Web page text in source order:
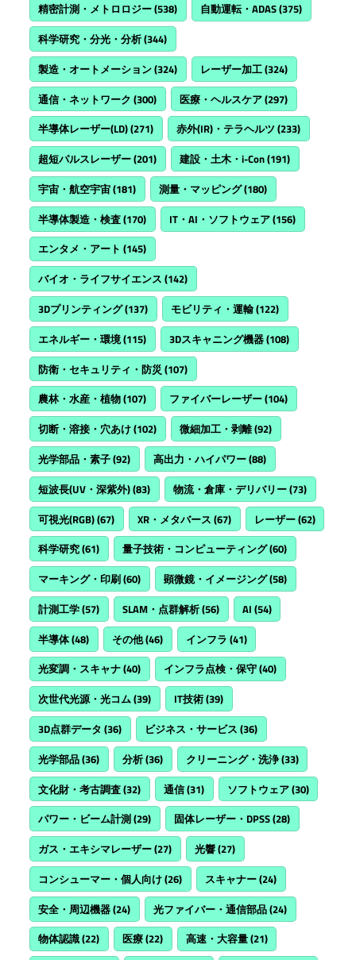
精密計測・メトロロジー(538) 自動運転・ADAS(375)
科学研究・分光・分析(344)
製造・オートメーション(324) レーザー加工(324)
通信・ネットワーク (300) 医療・ヘルスケア(297)
半導体レーザー(LD)(271) 赤外(IR)・テラヘルツ (233)
超短パルスレーザー(201) 建設・土木・i-Con(191)
宇宙・航空宇宙(181) 測量・マッピング(180)
半導体製造・検査(170) IT・AI・ソフトウェア(156)
エンタメ・アート (145)
バイオ・ライフサイエンス (142)
3Dプリンティング(137) モビリティ・運輸(122)
エネルギー・環境(115) 3Dスキャニング機器(108)
防衛・セキュリティ・防災 (107)
農林・水産・植物(107) ファイバーレーザー(104)
切断・溶接・穴あけ(102) 微細加工・剥離(92)
光学部品・素子(92) 高出力・ハイパワー(88)
短波長(UV・深紫外)(83) 物流・倉庫・デリバリー(73)
可視光(RGB)(67) XR・メタバース (67) レーザー(62)
科学研究(61) 量子技術・コンピューティング(60)
マーキング・印刷(60) 顕微鏡・イメージング(58)
計測工学(57) SLAM・点群解析(56) AI (54)
半導体(48) その他(46) インフラ (41)
光変調・スキャナ(40) インフラ点検・保守(40)
次世代光源・光コム(39) IT技術(39)
3D点群データ (36) ビジネス・サービス (36)
光学部品(36) 分析(36) クリーニング・洗浄(33)
文化財・考古調査(32) 通信(31) ソフトウェア(30)
パワー・ビーム計測(29) 固体レーザー・DPSS(28)
ガス・エキシマレーザー(27) 光響(27)
コンシューマー・個人向け(26) スキャナー(24)
安全・周辺機器(24) 光ファイバー・通信部品(24)
物体認識(22) 医療(22) 高速・大容量(21)